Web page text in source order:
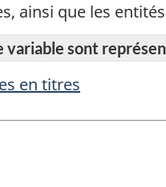
ainsi que les
variable sont
en titres